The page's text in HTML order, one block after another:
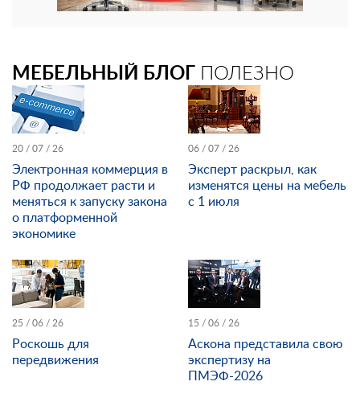
МЕБЕЛЬНЫЙ БЛОГ ПОЛЕЗНО
20 / 07 / 26
Электронная коммерция в
РФ продолжает расти и
меняться к запуску закона
о платформенной
экономике
06 / 07 / 26
Эксперт раскрыл, как
изменятся цены на мебель
с 1 июля
25 / 06 / 26
Роскошь для
передвижения
15 / 06 / 26
Аскона представила свою
экспертизу на
ПМЭФ-2026